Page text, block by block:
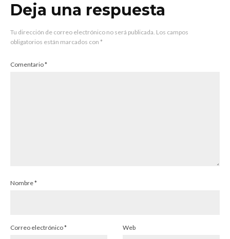
Deja una respuesta
Tu dirección de correo electrónico no será publicada. Los campos
obligatorios están marcados con *
Comentario*
Nombre*
Correo electrónico* Web